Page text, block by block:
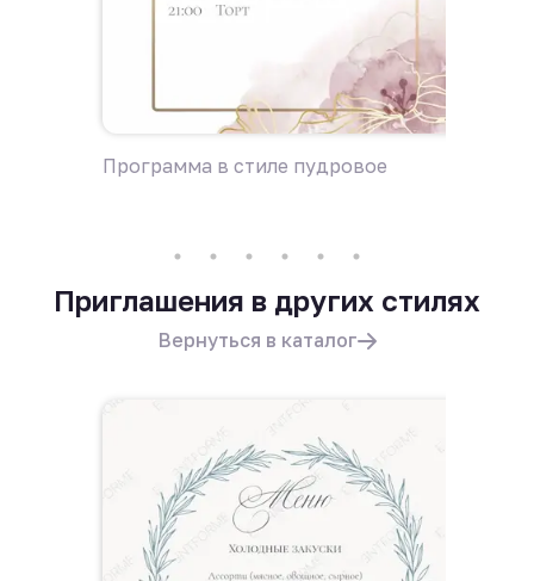
Программа в стиле пудровое
Приглашения в других стилях
Вернуться в каталог